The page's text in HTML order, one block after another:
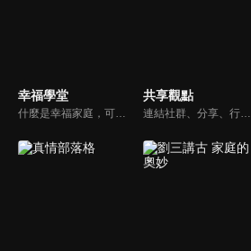
幸福學堂
什麼是幸福家庭，可能很多人會覺得「幸福家庭」是天方夜譚，在這一集當中，簡老師要告訴您，如何跨越婚姻的顛簸之路，建立幸福家庭，且根據他多年輔導經驗，歸類出幸福家庭的特質，讓幸福家庭不是再是虛假的口號，而是能夠真實落實在生活當中。
共享觀點
連結社群、分享、行動的特色，運用講道學的架構，談論包含基要真理、生活話題及神學裝備三大面向主題。身為第六代基督徒，從小在教會中長大的周巽正，與第一代基督徒的廖文華，背景及生活經歷都不同，在節目中以輕鬆對談的方式，貢獻出不同角度的觀點。